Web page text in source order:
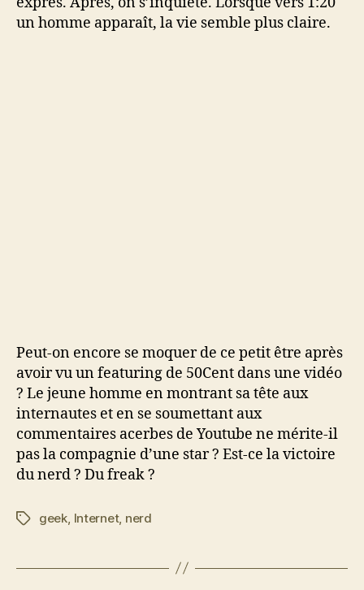
un homme apparaît, la vie semble plus claire.
Peut-on encore se moquer de ce petit être après
avoir vu un featuring de 50Cent dans une vidéo
? Le jeune homme en montrant sa tête aux
internautes et en se soumettant aux
commentaires acerbes de Youtube ne mérite-il
pas la compagnie d’une star ? Est-ce la victoire
du nerd ? Du freak ?
Étiquettes
geek Internet, nerd